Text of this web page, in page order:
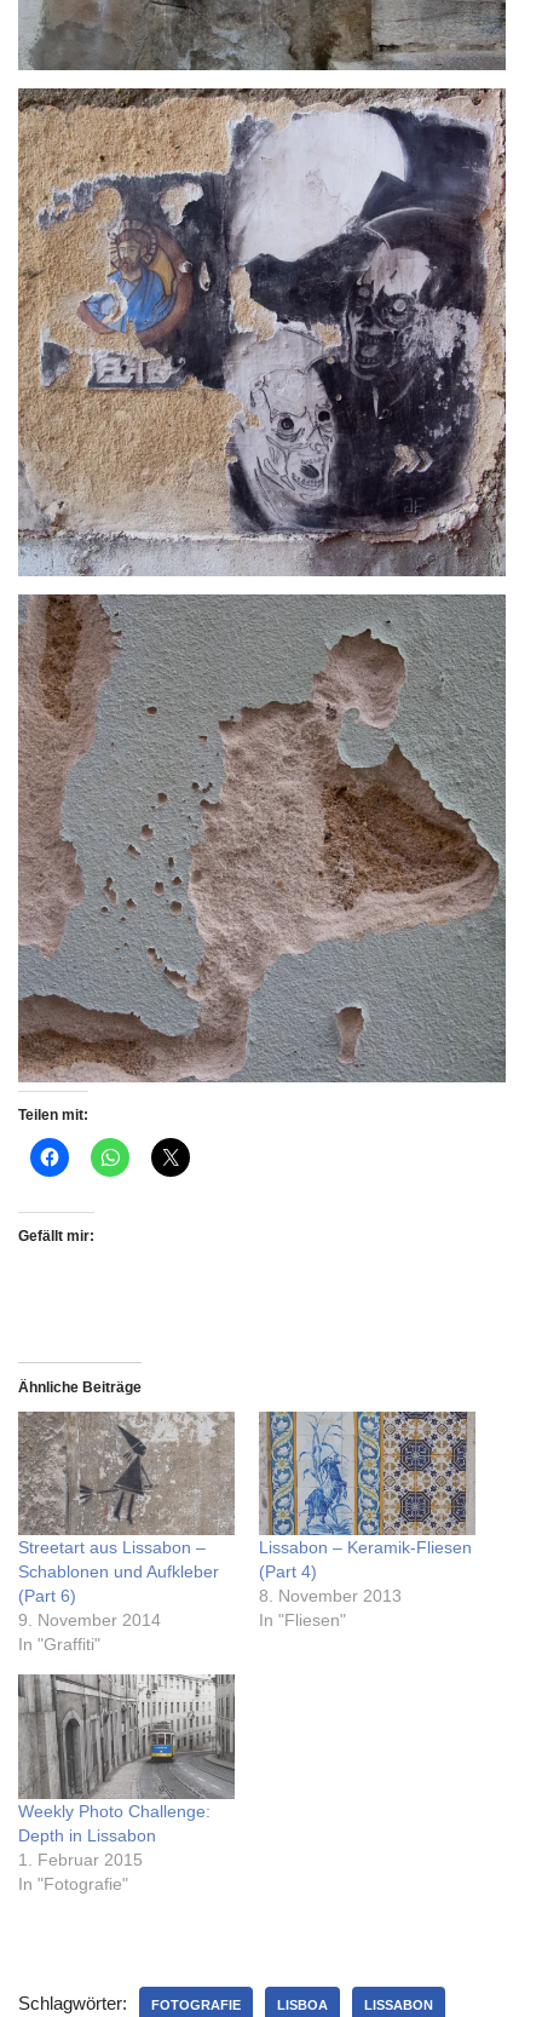
Teilen mit:
Gefällt mir:
Ähnliche Beiträge
Streetart aus Lissabon –
Schablonen und Aufkleber
(Part 6)
9. November 2014
In "Graffiti"
Lissabon – Keramik-Fliesen
(Part 4)
8. November 2013
In "Fliesen"
Weekly Photo Challenge:
Depth in Lissabon
1. Februar 2015
In "Fotografie"
Schlagwörter: FOTOGRAFIE LISBOA LISSABON